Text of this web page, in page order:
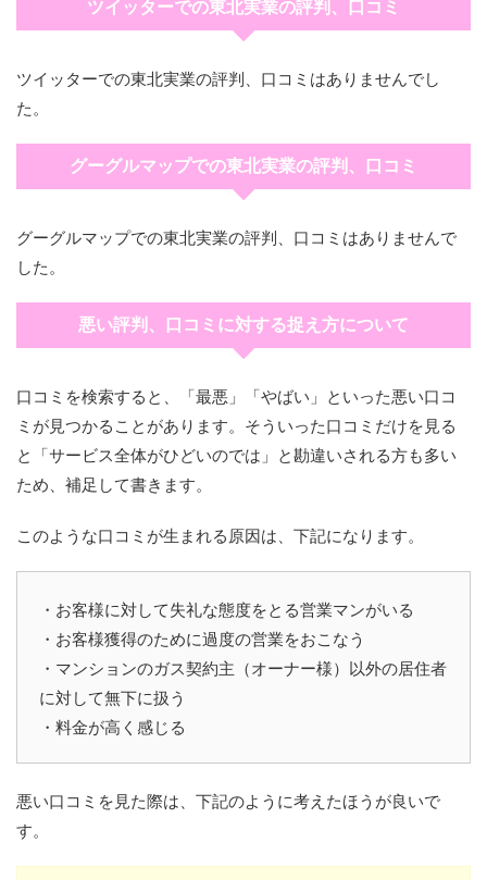
ツイッターでの東北実業の評判、口コミ
ツイッターでの東北実業の評判、口コミはありませんでし
た。
グーグルマップでの東北実業の評判、口コミ
グーグルマップでの東北実業の評判、口コミはありませんで
した。
悪い評判、口コミに対する捉え方について
口コミを検索すると、「最悪」「やばい」といった悪い口コ
ミが見つかることがあります。そういった口コミだけを見る
と「サービス全体がひどいのでは」と勘違いされる方も多い
ため、補足して書きます。
このような口コミが生まれる原因は、下記になります。
・お客様に対して失礼な態度をとる営業マンがいる
・お客様獲得のために過度の営業をおこなう
・マンションのガス契約主（オーナー様）以外の居住者
に対して無下に扱う
・料金が高く感じる
悪い口コミを見た際は、下記のように考えたほうが良いで
す。